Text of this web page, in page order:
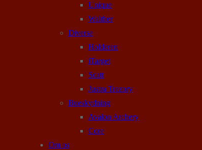
Unique
Walther
Diverse
Holderen
iTarget
Scatt
Justra Trezory
Bueskydning
Avalon Archery
Core
Om os